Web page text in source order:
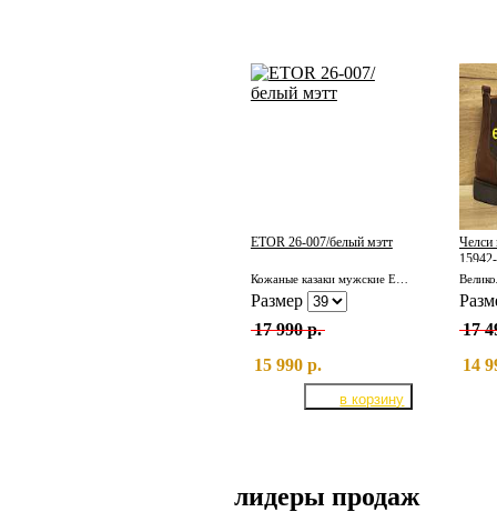
ETOR 26-007/белый мэтт
Кожаные казаки мужские ETOR 26-007/белый мэтт
Размер
17 990 р.
15 990 р.
Челси
17
14
лидеры продаж